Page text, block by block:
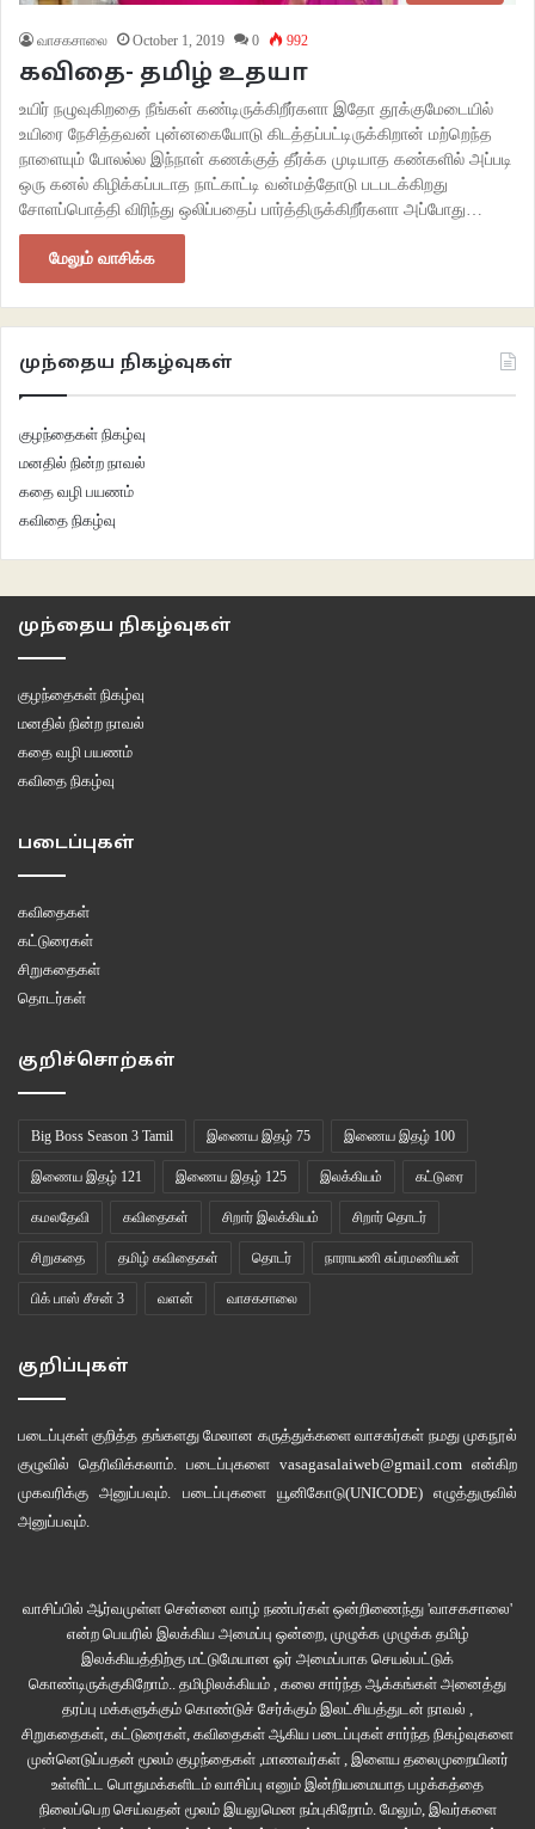
வாசகசாலை October 1, 2019 0 992
கவிதை- தமிழ் உதயா
உயிர் நழுவுகிறதை நீங்கள் கண்டிருக்கிறீர்களா இதோ தூக்குமேடையில்
உயிரை நேசித்தவன் புன்னகையோடு கிடத்தப்பட்டிருக்கிறான் மற்றெந்த
நாளையும் போலல்ல இந்நாள் கணக்குத் தீர்க்க முடியாத கண்களில் அப்படி
ஒரு கனல் கிழிக்கப்படாத நாட்காட்டி வன்மத்தோடு படபடக்கிறது
சோளப்பொத்தி விரிந்து ஒலிப்பதைப் பார்த்திருக்கிறீர்களா அப்போது…
மேலும் வாசிக்க
முந்தைய நிகழ்வுகள்
குழந்தைகள் நிகழ்வு
மனதில் நின்ற நாவல்
கதை வழி பயணம்
கவிதை நிகழ்வு
முந்தைய நிகழ்வுகள்
குழந்தைகள் நிகழ்வு
மனதில் நின்ற நாவல்
கதை வழி பயணம்
கவிதை நிகழ்வு
படைப்புகள்
கவிதைகள்
கட்டுரைகள்
சிறுகதைகள்
தொடர்கள்
குறிச்சொற்கள்
Big Boss Season 3 Tamil இணைய இதழ் 75 இணைய இதழ் 100
இணைய இதழ் 121 இணைய இதழ் 125 இலக்கியம் கட்டுரை
கமலதேவி கவிதைகள் சிறார் இலக்கியம் சிறார் தொடர்
சிறுகதை தமிழ் கவிதைகள் தொடர் நாராயணி சுப்ரமணியன்
பிக் பாஸ் சீசன் 3 வளன் வாசகசாலை
குறிப்புகள்
படைப்புகள் குறித்த தங்களது மேலான கருத்துக்களை வாசகர்கள் நமது முகநூல்
குழுவில் தெரிவிக்கலாம். படைப்புகளை vasagasalaiweb@gmail.com என்கிற
முகவரிக்கு அனுப்பவும். படைப்புகளை யூனிகோடு(UNICODE)எழுத்துருவில்
அனுப்பவும்.
வாசிப்பில் ஆர்வமுள்ள சென்னை வாழ் நண்பர்கள் ஒன்றிணைந்து 'வாசகசாலை'
என்ற பெயரில் இலக்கிய அமைப்பு ஒன்றை, முழுக்க முழுக்க தமிழ்
இலக்கியத்திற்கு மட்டுமேயான ஓர் அமைப்பாக செயல்பட்டுக்
கொண்டிருக்குகிறோம்.. தமிழிலக்கியம் , கலை சார்ந்த ஆக்கங்கள் அனைத்து
தரப்பு மக்களுக்கும் கொண்டுச் சேர்க்கும் இலட்சியத்துடன் நாவல் ,
சிறுகதைகள், கட்டுரைகள், கவிதைகள் ஆகிய படைப்புகள் சார்ந்த நிகழ்வுகளை
முன்னெடுப்பதன் மூலம் குழந்தைகள் ,மாணவர்கள் , இளைய தலைமுறையினர்
உள்ளிட்ட பொதுமக்களிடம் வாசிப்பு எனும் இன்றியமையாத பழக்கத்தை
நிலைப்பெற செய்வதன் மூலம் இயலுமென நம்புகிறோம். மேலும், இவர்களை